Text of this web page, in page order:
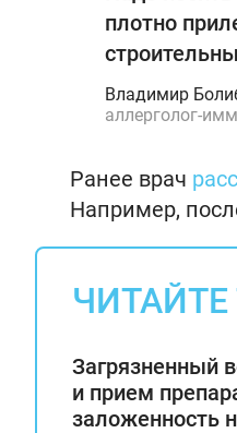
плотно
Владимир
аллерголог-
Ранее врач
Например,
Загрязненный
и прием
заложенность